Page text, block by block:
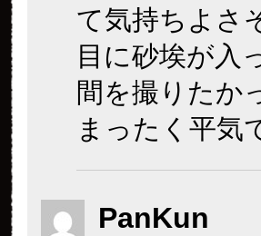
て気持ちよさ
目に砂埃が入
間を撮りたか
まったく平気
PanKun